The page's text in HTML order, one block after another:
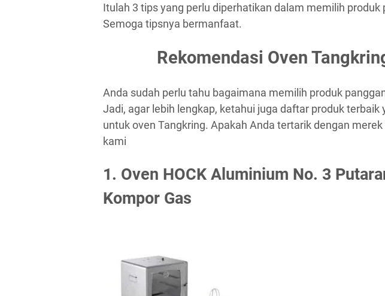
Itulah 3 tips yang perlu diperhatikan dalam memilih produk
Semoga tipsnya bermanfaat.
Rekomendasi Oven
Anda sudah perlu tahu bagaimana memilih produk
Jadi, agar lebih lengkap, ketahui juga daftar produk terbaik
untuk oven Tangkring. Apakah Anda tertarik dengan
kami
1. Oven HOCK Aluminium No. 3
Kompor Gas